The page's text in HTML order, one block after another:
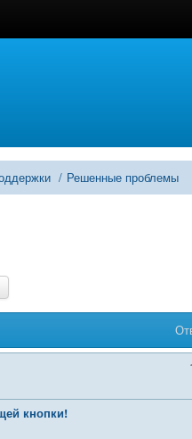
Решенные проблемы
кнопки!